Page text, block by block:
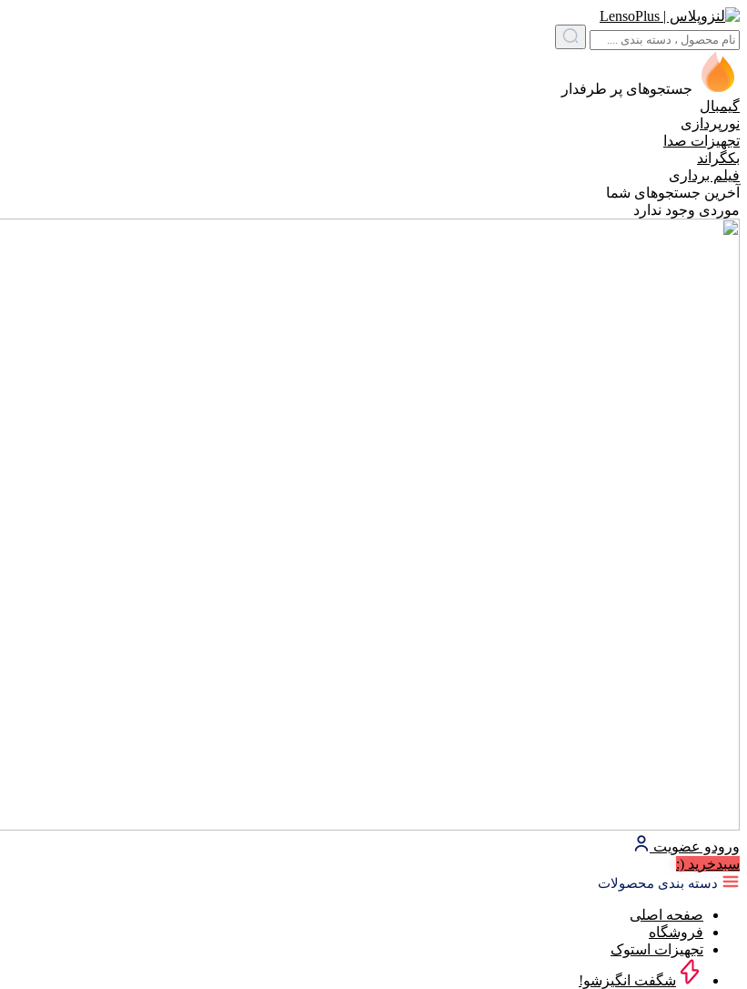
جستجوهای پر طرفدار
گیمبال
نورپردازی
تجهیزات صدا
بکگراند
فیلم برداری
آخرین جستجوهای شما
موردی وجود ندارد
ورودو عضویت
سبد‌خرید (:
دسته بندی محصولات
صفحه اصلی
فروشگاه
تجهیزات استوک
شگفت انگیزشو!